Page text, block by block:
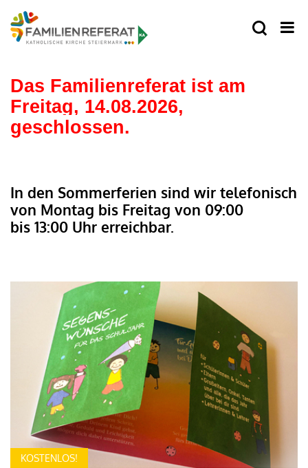
Das Familienreferat ist am
Freitag, 14.08.2026,
geschlossen.
In den Sommerferien sind wir telefonisch
von Montag bis Freitag von 09:00
bis 13:00 Uhr erreichbar.
KOSTENLOS!